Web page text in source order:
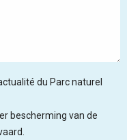
du Parc naturel
bescherming van de